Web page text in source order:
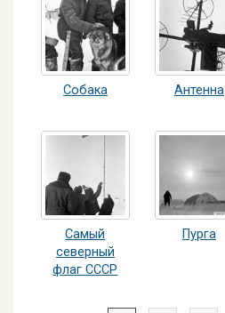
Собака Антенна
Самый
северный
флаг СССР
Пурга